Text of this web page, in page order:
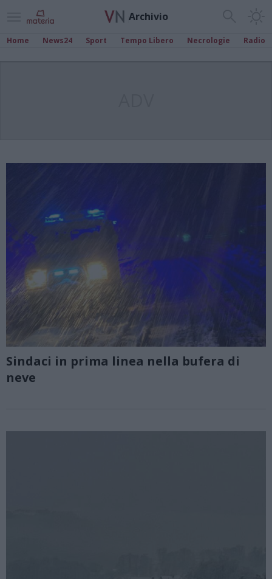
Archivio
Home News24 Sport Tempo Libero Necrologie Radio
Sindaci in prima linea nella bufera di
neve